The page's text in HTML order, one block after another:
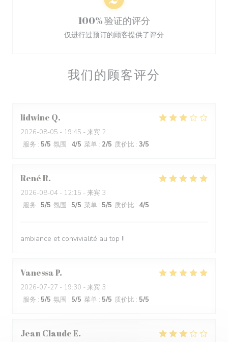
我们的顾客评分
lidwine Q
2026-08-05 - 19:45 - 来宾 2
服务 : 5/5 氛围 : 4/5 菜单 : 2/5 质价比 : 3/5
RenéR
2026-08-04 - 12:15 - 来宾 3
服务 : 5/5 氛围 : 5/5 菜单 : 5/5 质价比 : 4/5
ambiance et convivialité au top !!
VanessaP
2026-07-27 - 19:30 - 来宾 3
服务 : 5/5 氛围 : 5/5 菜单 : 5/5 质价比 : 5/5
Jean ClaudeE
100% 验证的评分
仅进行过预订的顾客提供了评分